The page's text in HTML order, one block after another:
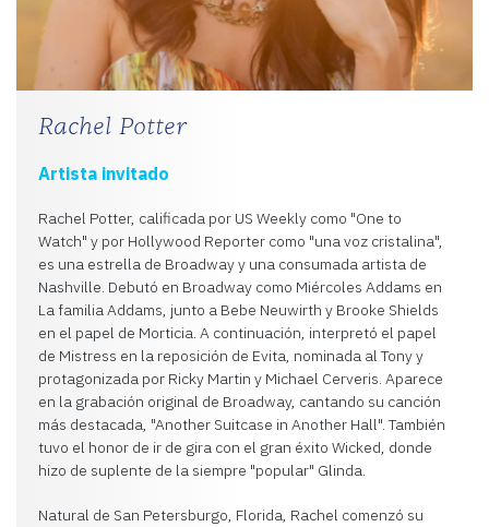
Rachel Potter
Artista invitado
Rachel Potter, calificada por US Weekly como "One to
Watch" y por Hollywood Reporter como "una voz cristalina",
es una estrella de Broadway y una consumada artista de
Nashville. Debutó en Broadway como Miércoles Addams en
La familia Addams, junto a Bebe Neuwirth y Brooke Shields
en el papel de Morticia. A continuación, interpretó el papel
de Mistress en la reposición de Evita, nominada al Tony y
protagonizada por Ricky Martin y Michael Cerveris. Aparece
en la grabación original de Broadway, cantando su canción
más destacada, "Another Suitcase in Another Hall". También
tuvo el honor de ir de gira con el gran éxito Wicked, donde
hizo de suplente de la siempre "popular" Glinda.
Natural de San Petersburgo, Florida, Rachel comenzó su